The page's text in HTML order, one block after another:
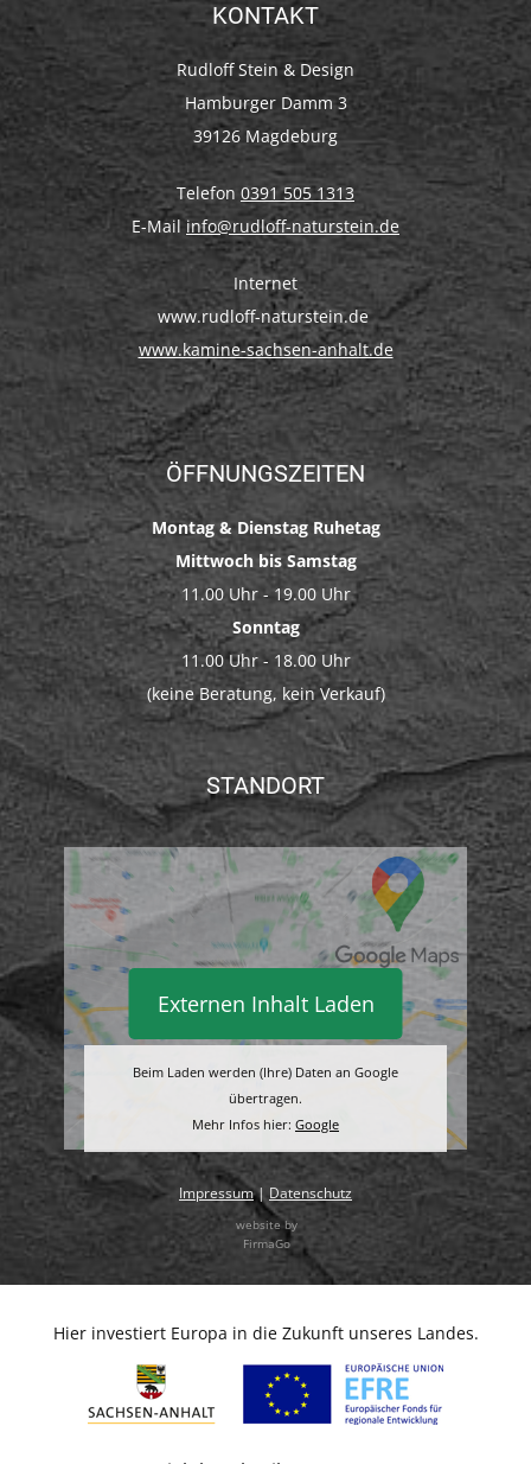
KONTAKT
Rudloff Stein & Design
Hamburger Damm 3
39126 Magdeburg
Telefon 0391 505 1313
E-Mail info@rudloff-naturstein.de
Internet
www.rudloff-naturstein.de
www.kamine-sachsen-anhalt.de
ÖFFNUNGSZEITEN
Montag & Dienstag Ruhetag
Mittwoch bis Samstag
11.00 Uhr - 19.00 Uhr
Sonntag
11.00 Uhr - 18.00 Uhr
(keine Beratung, kein Verkauf)
STANDORT
Externen Inhalt Laden
Beim Laden werden (Ihre) Daten an Google
übertragen.
Mehr Infos hier: Google
Impressum| Datenschutz
website by
FirmaGo
Hier investiert Europa in die Zukunft unseres Landes.